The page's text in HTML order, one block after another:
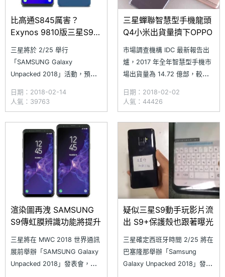
比高通S845厲害？
Exynos 9810版三星S9效
能跑分曝光
三星將於 2/25 舉行
「SAMSUNG Galaxy
Unpacked 2018」活動，預期
S9+；傳聞 Galaxy S9 系列將
依照上市地區不同，分別搭載
Qualcomm Snapdragon 845
行動平台與 SAMSUNG Exynos
日期：2018-02-14
人氣：39763
三星蟬聯智慧型手機龍頭
Q4小米出貨量擠下OPPO
市場調查機構 IDC 最新報告出
爐，2017 年全年智慧型手機市
場出貨量為 14.72 億部，較
1%。全年出貨量前五大智慧型
手機品牌依序為三星、蘋果、華
為、OPPO 與小米，三星持續
蟬連市場龍頭，但去年進入前五
大的 vivo 則是被小米擠出榜
外，而小米在第
日期：2018-02-02
人氣：44426
渲染圖再洩 SAMSUNG
S9傳虹膜辨識功能將提升
三星將在 MWC 2018 世界通訊
展前舉辦「SAMSUNG Galaxy
Unpacked 2018」發表會，屆
疑似三星S9動手玩影片流
出 S9+保護殼也跟著曝光
三星確定西班牙時間 2/25 將在
巴塞隆那舉辦「Samsung
Galaxy Unpacked 2018」發表